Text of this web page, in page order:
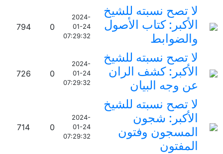
لا تصح نسبته للشيخ
الأكبر: كتاب الأصول
والضوابط
2024-
01-24
07:29:32
0
794
لا تصح نسبته للشيخ
الأكبر: كشف الران
عن وجه البيان
2024-
01-24
07:29:32
0
726
لا تصح نسبته للشيخ
الأكبر: شجون
المسجون وفتون
المفتون
2024-
01-24
07:29:32
0
714